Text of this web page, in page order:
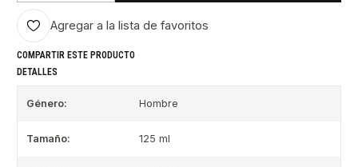
Agregar a la lista de favoritos
COMPARTIR ESTE PRODUCTO
DETALLES
Género: Hombre
Tamaño: 125 ml